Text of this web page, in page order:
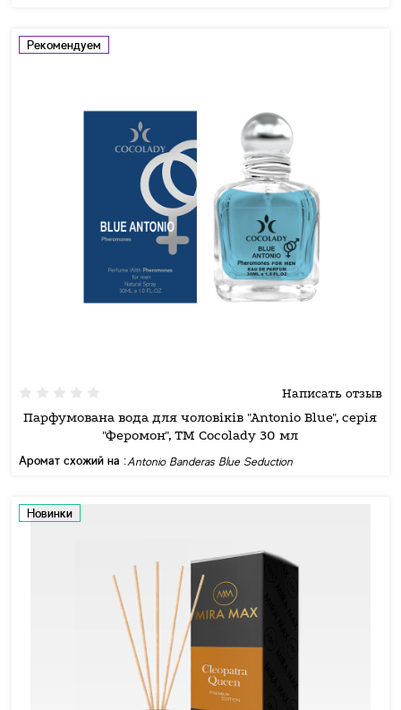
Рекомендуем
Написать отзыв
Парфумована вода для чоловіків "Antonio Blue", серія
"Феромон", ТМ Cocolady 30 мл
Аромат схожий на :Antonio Banderas Blue Seduction
Новинки